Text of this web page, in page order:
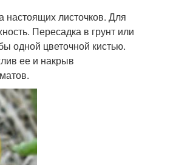
настоящих листочков. Для
Пересадка в грунт или
одной цветочной кистью.
ее и накрыв